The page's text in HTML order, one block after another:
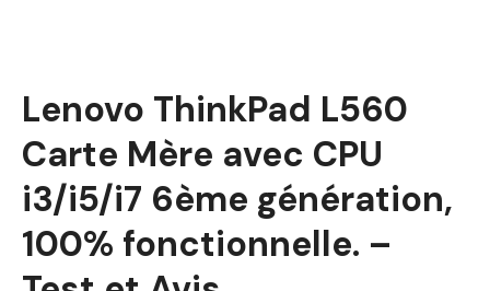
Lenovo ThinkPad L560
Carte Mère avec CPU
i3/i5/i7 6ème génération,
100% fonctionnelle. –